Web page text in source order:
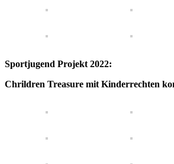
Sportju­gend Pro­jekt 2022:
Chril­dren Trea­sure mit Kinder­recht­en